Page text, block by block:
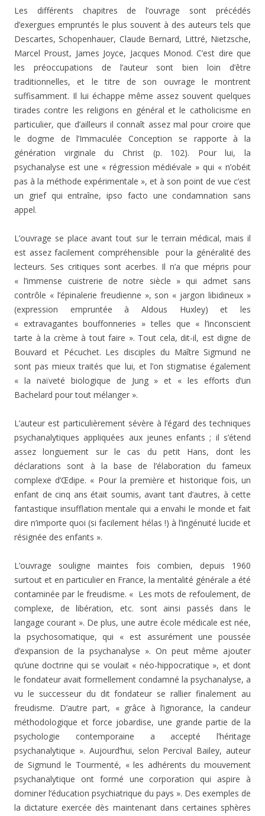
Les différents chapitres de l’ouvrage sont précédés
d’exergues empruntés le plus souvent à des auteurs tels que
Descartes, Schopenhauer, Claude Bernard, Littré, Nietzsche,
Marcel Proust, James Joyce, Jacques Monod. C’est dire que
les préoccupations de l’auteur sont bien loin d’être
traditionnelles, et le titre de son ouvrage le montrent
suffisamment. Il lui échappe même assez souvent quelques
tirades contre les religions en général et le catholicisme en
particulier, que d’ailleurs il connaît assez mal pour croire que
le dogme de l’Immaculée Conception se rapporte à la
génération virginale du Christ (p. 102). Pour lui, la
psychanalyse est une « régression médiévale » qui « n’obéit
pas à la méthode expérimentale », et à son point de vue c’est
un grief qui entraîne, ipso facto une condamnation sans
appel.
L’ouvrage se place avant tout sur le terrain médical, mais il
est assez facilement compréhensible pour la généralité des
lecteurs. Ses critiques sont acerbes. Il n’a que mépris pour
« l’immense cuistrerie de notre siècle » qui admet sans
contrôle « l’épinalerie freudienne », son « jargon libidineux »
(expression empruntée à Aldous Huxley) et les
« extravagantes bouffonneries » telles que « l’inconscient
tarte à la crème à tout faire ». Tout cela, dit-il, est digne de
Bouvard et Pécuchet. Les disciples du Maître Sigmund ne
sont pas mieux traités que lui, et l’on stigmatise également
« la naïveté biologique de Jung » et « les efforts d’un
Bachelard pour tout mélanger ».
L’auteur est particulièrement sévère à l’égard des techniques
psychanalytiques appliquées aux jeunes enfants ; il s’étend
assez longuement sur le cas du petit Hans, dont les
déclarations sont à la base de l’élaboration du fameux
complexe d’Œdipe. « Pour la première et historique fois, un
enfant de cinq ans était soumis, avant tant d’autres, à cette
fantastique insufflation mentale qui a envahi le monde et fait
dire n’importe quoi (si facilement hélas !) à l’ingénuité lucide et
résignée des enfants ».
L’ouvrage souligne maintes fois combien, depuis 1960
surtout et en particulier en France, la mentalité générale a été
contaminée par le freudisme. « Les mots de refoulement, de
complexe, de libération, etc. sont ainsi passés dans le
langage courant ». De plus, une autre école médicale est née,
la psychosomatique, qui « est assurément une poussée
d’expansion de la psychanalyse ». On peut même ajouter
qu’une doctrine qui se voulait « néo-hippocratique », et dont
le fondateur avait formellement condamné la psychanalyse, a
vu le successeur du dit fondateur se rallier finalement au
freudisme. D’autre part, « grâce à l’ignorance, la candeur
méthodologique et force jobardise, une grande partie de la
psychologie contemporaine a accepté l’héritage
psychanalytique ». Aujourd’hui, selon Percival Bailey, auteur
de Sigmund le Tourmenté, « les adhérents du mouvement
psychanalytique ont formé une corporation qui aspire à
dominer l’éducation psychiatrique du pays ». Des exemples de
la dictature exercée dès maintenant dans certaines sphères